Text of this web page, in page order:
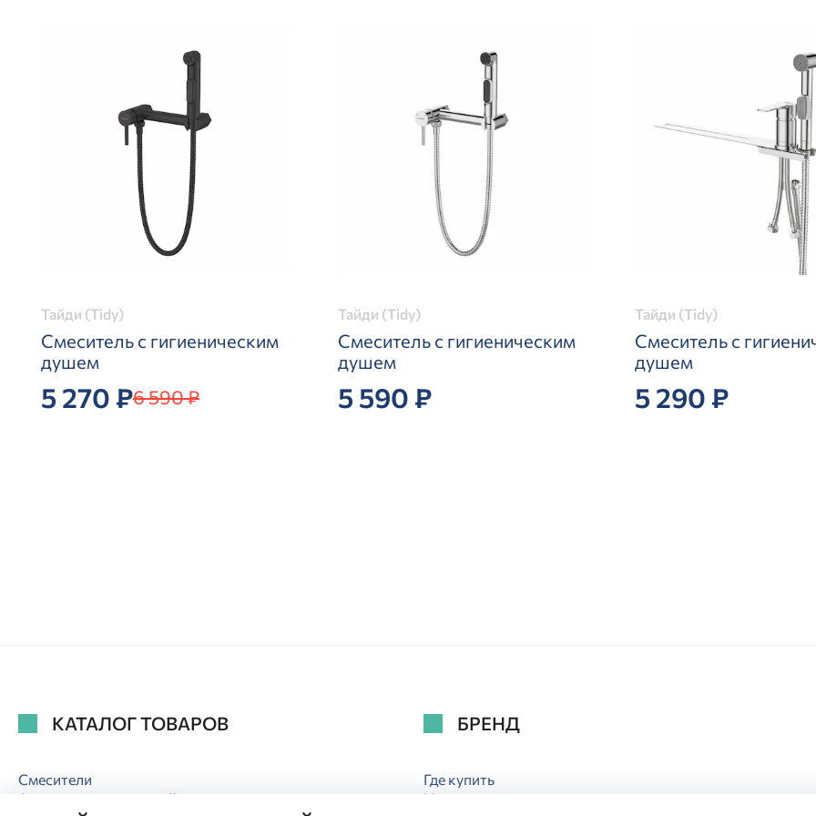
Тайди (Tidy)
Смеситель с гигиеническим
душем
5 270 ₽6 590 ₽
Тайди (Tidy)
Смеситель с гигиеническим
душем
5 590 ₽
Тайди (Tidy)
Смеситель с
душем
5 290 ₽
КАТАЛОГ ТОВАРОВ
Смесители
Аксессуары для ванной
БРЕНД
Где купить
Новости